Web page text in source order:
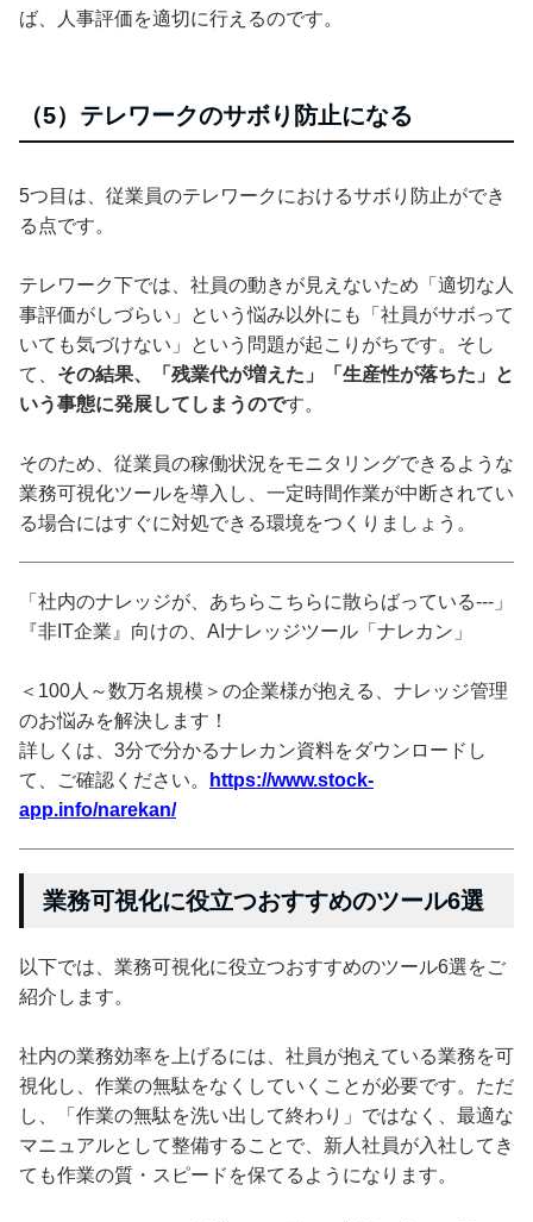
ば、人事評価を適切に行えるのです。
（5）テレワークのサボり防止になる
5つ目は、従業員のテレワークにおけるサボり防止ができ
る点です。
テレワーク下では、社員の動きが見えないため「適切な人
事評価がしづらい」という悩み以外にも「社員がサボって
いても気づけない」という問題が起こりがちです。そし
て、 その結果、「残業代が増えた」「生産性が落ちた」と
いう事態に発展してしまうのです。
そのため、従業員の稼働状況をモニタリングできるような
業務可視化ツールを導入し、一定時間作業が中断されてい
る場合にはすぐに対処できる環境をつくりましょう。
「社内のナレッジが、あちらこちらに散らばっている---」
『非IT企業』向けの、AIナレッジツール「ナレカン」
＜100人～数万名規模＞の企業様が抱える、ナレッジ管理
のお悩みを解決します！
詳しくは、3分で分かるナレカン資料をダウンロードし
て、ご確認ください。
https://www.stock-
app.info/narekan/
業務可視化に役立つおすすめのツール6選
以下では、業務可視化に役立つおすすめのツール6選をご
紹介します。
社内の業務効率を上げるには、社員が抱えている業務を可
視化し、作業の無駄をなくしていくことが必要です。ただ
し、「作業の無駄を洗い出して終わり」ではなく、最適な
マニュアルとして整備することで、新人社員が入社してき
ても作業の質・スピードを保てるようになります。